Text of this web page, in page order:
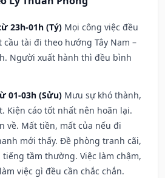
23h-01h (Tý) Mọi công việc đều
tài đi theo hướng Tây Nam –
Người xuất hành thì đều bình
01-03h (Sửu) Mưu sự khó thành,
Kiện cáo tốt nhất nên hoãn lại.
về. Mất tiền, mất của nếu đi
mới thấy. Đề phòng tranh cãi,
tầm thường. Việc làm chậm,
việc gì đều cần chắc chắn.